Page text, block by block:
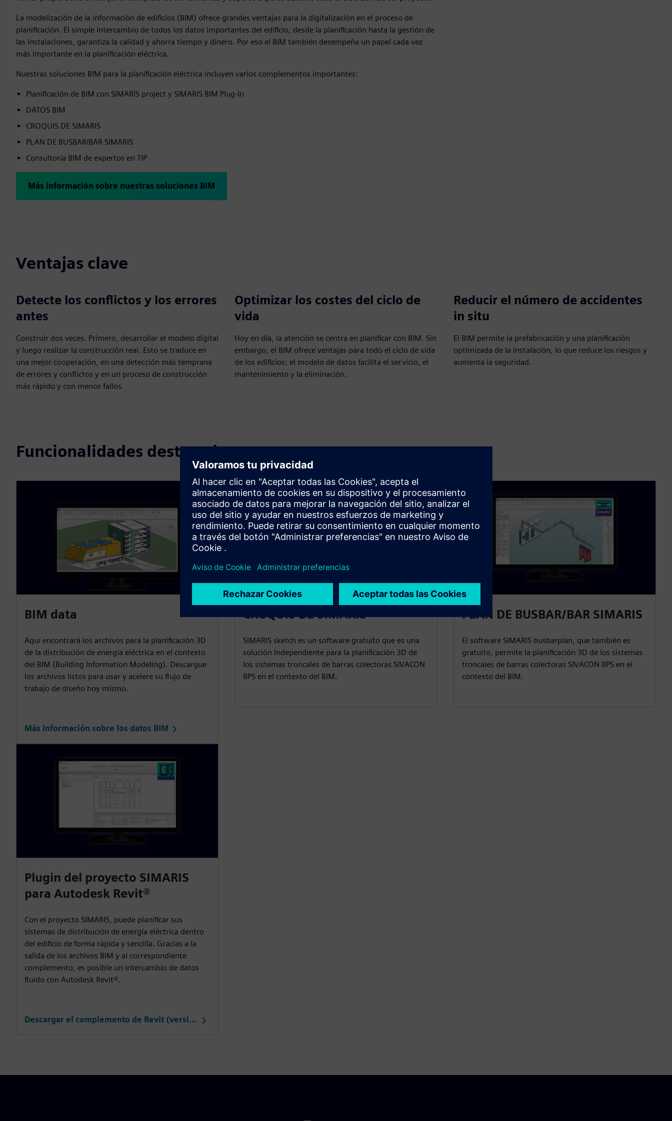
La modelización de la información de edificios (BIM) ofrece grandes ventajas para la digitalización en el proceso de
planificación. El simple intercambio de todos los datos importantes del edificio, desde la planificación hasta la gestión de
las instalaciones, garantiza la calidad y ahorra tiempo y dinero. Por eso el BIM también desempeña un papel cada vez
más importante en la planificación eléctrica.
Nuestras soluciones BIM para la planificación eléctrica incluyen varios complementos importantes:
Planificación de BIM con SIMARIS project y SIMARIS BIM Plug-In
DATOS BIM
CROQUIS DE SIMARIS
PLAN DE BUSBAR/BAR SIMARIS
Consultoría BIM de expertos en TIP
Más información sobre nuestras soluciones BIM
Ventajas clave
Detecte los conflictos y los errores
antes
Construir dos veces. Primero, desarrollar el modelo digital
y luego realizar la construcción real. Esto se traduce en
una mejor cooperación, en una detección más temprana
de errores y conflictos y en un proceso de construcción
más rápido y con menos fallos.
Optimizar los costes del ciclo de
vida
Hoy en día, la atención se centra en planificar con BIM. Sin
embargo, el BIM ofrece ventajas para todo el ciclo de vida
de los edificios: el modelo de datos facilita el servicio, el
mantenimiento y la eliminación.
Reducir el número de accidentes
in situ
El BIM permite la prefabricación y una planificación
optimizada de la instalación, lo que reduce los riesgos y
aumenta la seguridad.
Funcionalidades destacadas
BIM data
Aquí encontrará los archivos para la planificación 3D
de la distribución de energía eléctrica en el contexto
del BIM (Building Information Modeling). Descargue
los archivos listos para usar y acelere su flujo de
trabajo de diseño hoy mismo.
Más información sobre los datos BIM
CROQUIS DE SIMARIS
SIMARIS sketch es un software gratuito que es una
solución independiente para la planificación 3D de
los sistemas troncales de barras colectoras SIVACON
8PS en el contexto del BIM.
PLAN DE BUSBAR/BAR SIMARIS
El software SIMARIS busbarplan, que también es
gratuito, permite la planificación 3D de los sistemas
troncales de barras colectoras SIVACON 8PS en el
contexto del BIM.
Plugin del proyecto SIMARIS
para Autodesk Revit®
Con el proyecto SIMARIS, puede planificar sus
sistemas de distribución de energía eléctrica dentro
del edificio de forma rápida y sencilla. Gracias a la
salida de los archivos BIM y al correspondiente
complemento, es posible un intercambio de datos
fluido con Autodesk Revit®.
Descargar el complemento de Revit (versión 11-2025)